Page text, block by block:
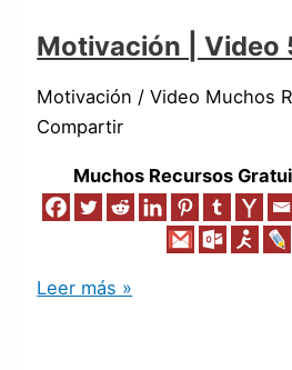
Motivación | Video
Motivación / Video Muchos
Compartir
Muchos Recursos
Leer más »